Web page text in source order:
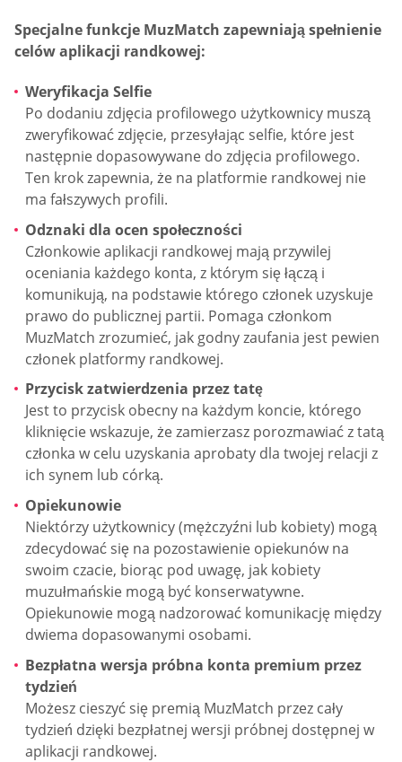
Specjalne funkcje MuzMatch zapewniają spełnienie
celów aplikacji randkowej:
Weryfikacja Selfie
Po dodaniu zdjęcia profilowego użytkownicy muszą
zweryfikować zdjęcie, przesyłając selfie, które jest
następnie dopasowywane do zdjęcia profilowego.
Ten krok zapewnia, że na platformie randkowej nie
ma fałszywych profili.
Odznaki dla ocen społeczności
Członkowie aplikacji randkowej mają przywilej
oceniania każdego konta, z którym się łączą i
komunikują, na podstawie którego członek uzyskuje
prawo do publicznej partii. Pomaga członkom
MuzMatch zrozumieć, jak godny zaufania jest pewien
członek platformy randkowej.
Przycisk zatwierdzenia przez tatę
Jest to przycisk obecny na każdym koncie, którego
kliknięcie wskazuje, że zamierzasz porozmawiać z tatą
członka w celu uzyskania aprobaty dla twojej relacji z
ich synem lub córką.
Opiekunowie
Niektórzy użytkownicy (mężczyźni lub kobiety) mogą
zdecydować się na pozostawienie opiekunów na
swoim czacie, biorąc pod uwagę, jak kobiety
muzułmańskie mogą być konserwatywne.
Opiekunowie mogą nadzorować komunikację między
dwiema dopasowanymi osobami.
Bezpłatna wersja próbna konta premium przez
tydzień
Możesz cieszyć się premią MuzMatch przez cały
tydzień dzięki bezpłatnej wersji próbnej dostępnej w
aplikacji randkowej.